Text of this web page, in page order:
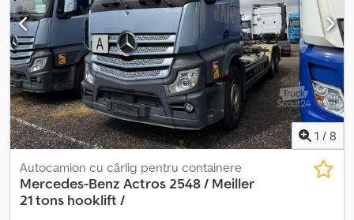
1 / 8
Autocamion cu cârlig pentru containere
Mercedes-Benz Actros 2548 / Meiller
21 tons hooklift /